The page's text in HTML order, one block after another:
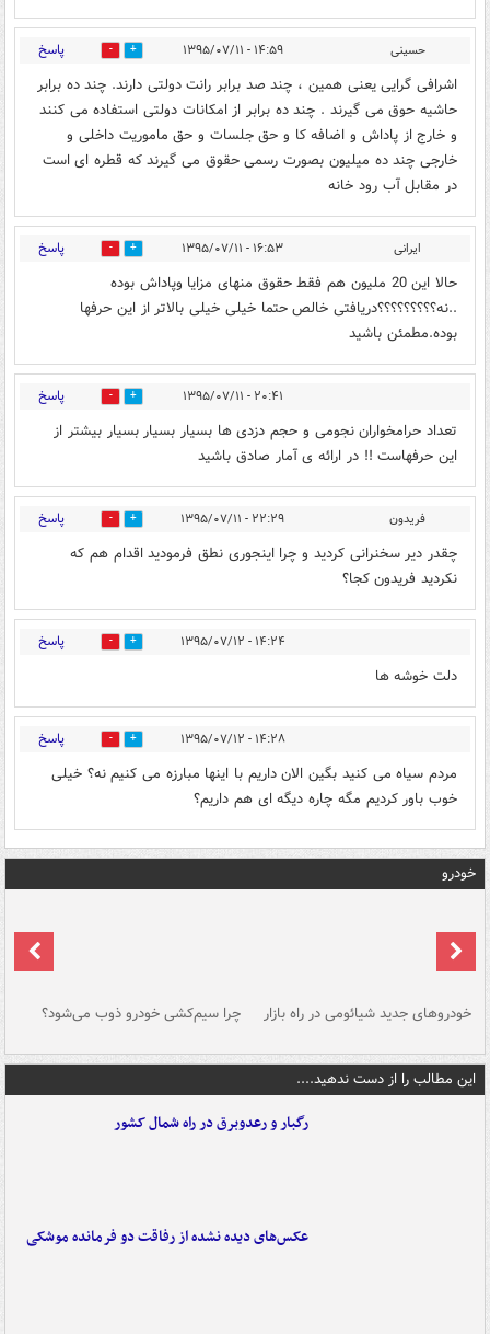
حسینی ۱۴:۵۹ - ۱۳۹۵/۰۷/۱۱ 0 پاسخ
اشرافی گرایی یعنی همین ، چند صد برابر رانت دولتی دارند. چند ده برابر
حاشیه حوق می گیرند . چند ده برابر از امکانات دولتی استفاده می کنند
و خارج از پاداش و اضافه کا و حق جلسات و حق ماموریت داخلی و
خارجی چند ده میلیون بصورت رسمی حقوق می گیرند که قطره ای است
در مقابل آب رود خانه
ایرانی ۱۶:۵۳ - ۱۳۹۵/۰۷/۱۱ 0 پاسخ
حالا این 20 ملیون هم فقط حقوق منهای مزایا وپاداش بوده
..نه؟؟؟؟؟؟؟؟؟دریافتی خالص حتما خیلی خیلی بالاتر از این حرفها
بوده.مطمئن باشید
۲۰:۴۱ - ۱۳۹۵/۰۷/۱۱ 0 پاسخ
تعداد حرامخواران نجومی و حجم دزدی ها بسیار بسیار بسیار بیشتر از
این حرفهاست !! در ارائه ی آمار صادق باشید
فریدون ۲۲:۲۹ - ۱۳۹۵/۰۷/۱۱ 0 پاسخ
چقدر دیر سخنرانی کردید و چرا اینجوری نطق فرمودید اقدام هم که
نکردید فریدون کجا؟
۱۴:۲۴ - ۱۳۹۵/۰۷/۱۲ 0 پاسخ
دلت خوشه ها
۱۴:۲۸ - ۱۳۹۵/۰۷/۱۲ 0 پاسخ
مردم سیاه می کنید بگین الان داریم با اینها مبارزه می کنیم نه؟ خیلی
خوب باور کردیم مگه چاره دیگه ای هم داریم؟
خودرو
خودروهای جدید شیائومی در راه بازار چرا سیم‌کشی خودرو ذوب می‌شود؟
این مطالب را از دست ندهید....
رگبار و رعدوبرق در راه شمال کشور
عکس‌های دیده نشده از رفاقت دو فرمانده‌ موشکی